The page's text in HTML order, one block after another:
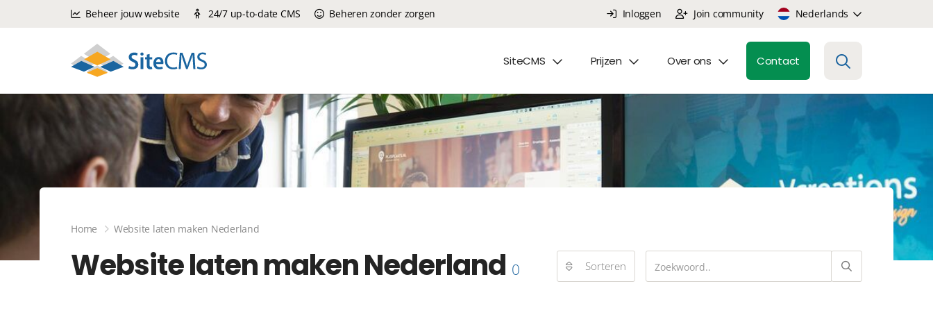
Home Website laten maken Nederland
Website laten maken Nederland 0 Sorteren
Beheer jouw website 24/7 up-to-date CMS Beheren zonder zorgen Inloggen Join community Nederlands
SiteCMS Prijzen Over ons Contact